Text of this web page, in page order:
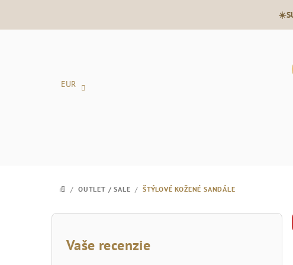
EUR
DOMOV
/ OUTLET / SALE / ŠTÝLOVÉ KOŽENÉ SANDÁLE
B
Vaše recenzie